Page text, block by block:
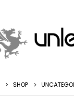
SHOP